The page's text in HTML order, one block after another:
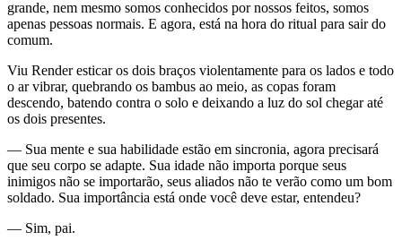
grande, nem mesmo somos conhecidos por nossos feitos, somos
apenas pessoas normais. E agora, está na hora do ritual para sair do
comum.
Viu Render esticar os dois braços violentamente para os lados e todo
o ar vibrar, quebrando os bambus ao meio, as copas foram
descendo, batendo contra o solo e deixando a luz do sol chegar até
os dois presentes.
— Sua mente e sua habilidade estão em sincronia, agora precisará
que seu corpo se adapte. Sua idade não importa porque seus
inimigos não se importarão, seus aliados não te verão como um bom
soldado. Sua importância está onde você deve estar, entendeu?
— Sim, pai.